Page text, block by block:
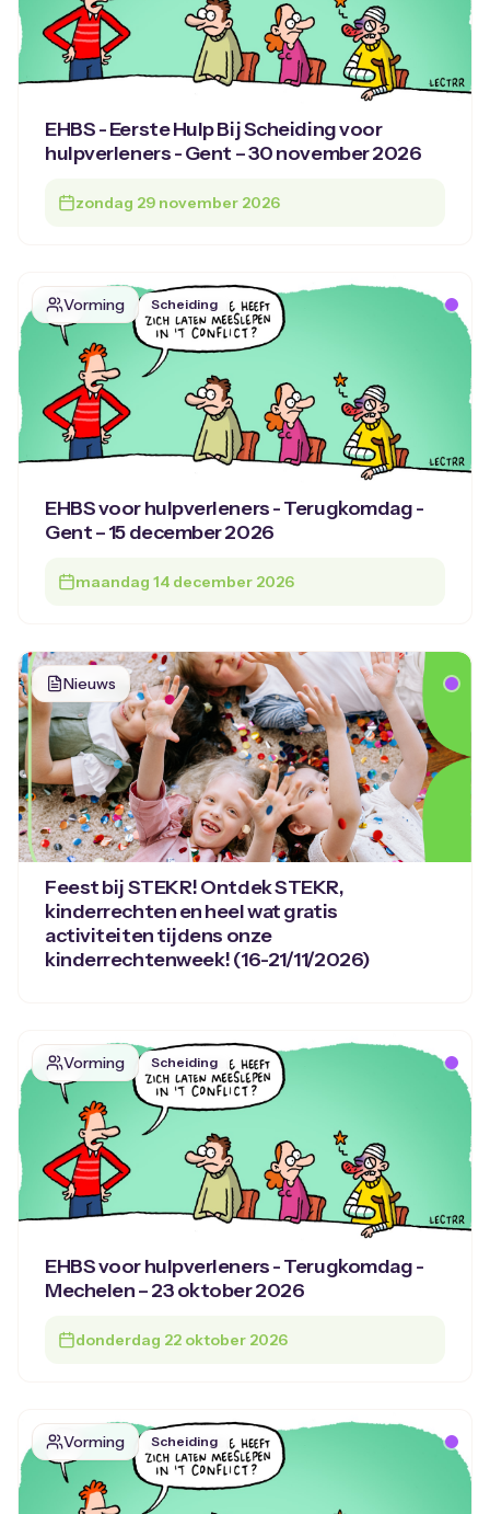
EHBS - Eerste Hulp Bij Scheiding voor
hulpverleners - Gent – 30 november 2026
zondag 29 november 2026
Vorming Scheiding
EHBS voor hulpverleners - Terugkomdag -
Gent – 15 december 2026
maandag 14 december 2026
Nieuws
Feest bij STEKR! Ontdek STEKR,
kinderrechten en heel wat gratis
activiteiten tijdens onze
kinderrechtenweek! (16-21/11/2026)
Vorming Scheiding
EHBS voor hulpverleners - Terugkomdag -
Mechelen – 23 oktober 2026
donderdag 22 oktober 2026
Vorming Scheiding